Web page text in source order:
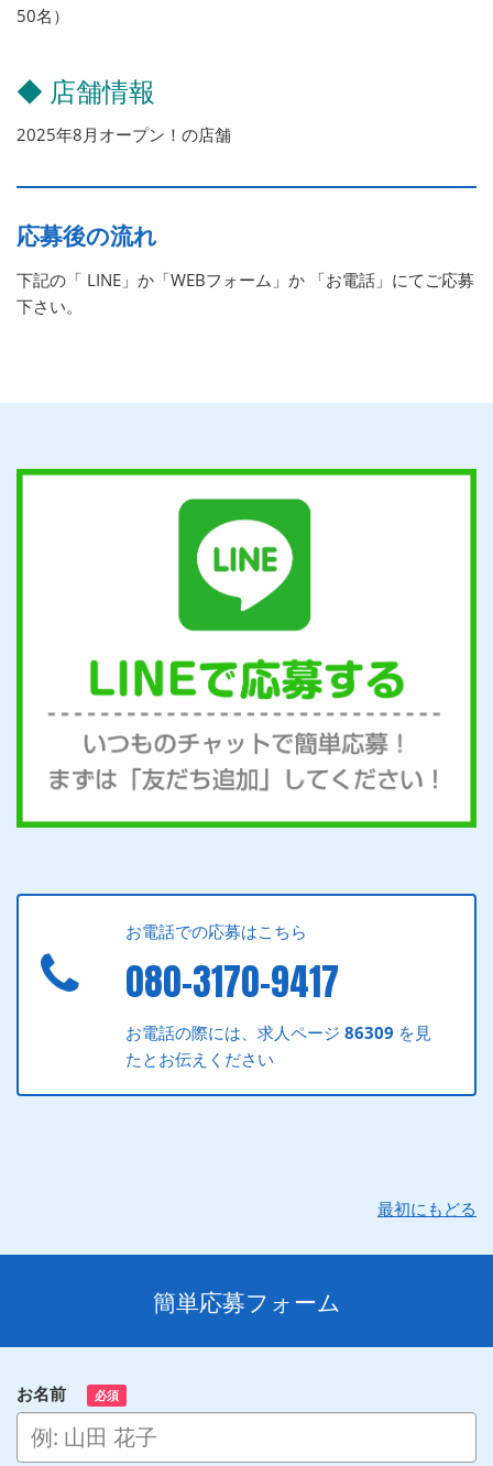
50名）
◆ 店舗情報
2025年8月オープン！の店舗
応募後の流れ
下記の「 LINE」か「WEBフォーム」か 「お電話」にてご応募
下さい。
お電話での応募はこちら
080-3170-9417
お電話の際には、求人ページ86309 を見
たとお伝えください
最初にもどる
簡単応募フォーム
お名前 必須